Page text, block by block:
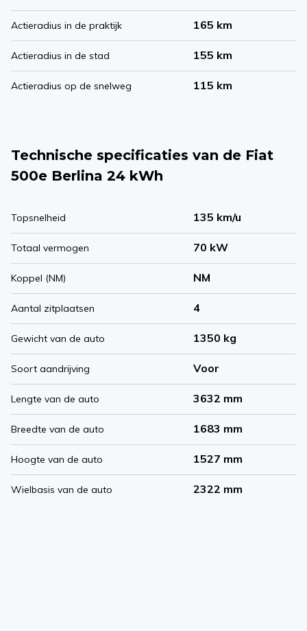
Actieradius in de praktijk 165 km
Actieradius in de stad 155 km
Actieradius op de snelweg 115 km
Technische specificaties van de Fiat
500e Berlina 24 kWh
Topsnelheid 135 km/u
Totaal vermogen 70 kW
Koppel (NM) NM
Aantal zitplaatsen 4
Gewicht van de auto 1350 kg
Soort aandrijving Voor
Lengte van de auto 3632 mm
Breedte van de auto 1683 mm
Hoogte van de auto 1527 mm
Wielbasis van de auto 2322 mm